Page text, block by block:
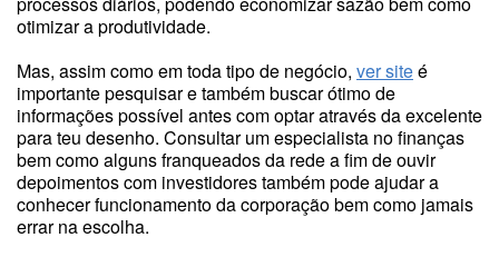
otimizar a produtividade.
Mas, assim como em toda tipo de negócio, ver siteé
importante pesquisar e também buscar ótimo de
informações possível antes com optar através da excelente
para teu desenho. Consultar um especialista no finanças
bem como alguns franqueados da rede a fim de ouvir
depoimentos com investidores também pode ajudar a
conhecer funcionamento da corporação bem como jamais
errar na escolha.